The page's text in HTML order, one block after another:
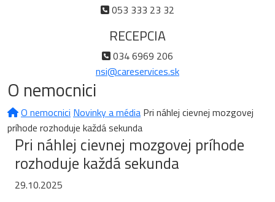
053 333 23 32
RECEPCIA
034 6969 206
nsi@careservices.sk
O nemocnici
O nemocnici Novinky a média Pri náhlej cievnej mozgovej
príhode rozhoduje každá sekunda
Pri náhlej cievnej mozgovej príhode
rozhoduje každá sekunda
29.10.2025